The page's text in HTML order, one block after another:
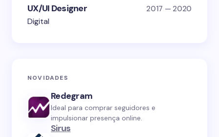
UX/UI Designer 2017 — 2020
Digital
NOVIDADES
Redegram
Ideal para comprar seguidores e
impulsionar presença online.
Sirus